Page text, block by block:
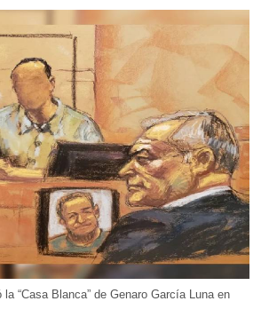
abre
una
ventana
nueva)
abre
una
ventana
nueva)
“Casa Blanca” de Genaro García Luna en